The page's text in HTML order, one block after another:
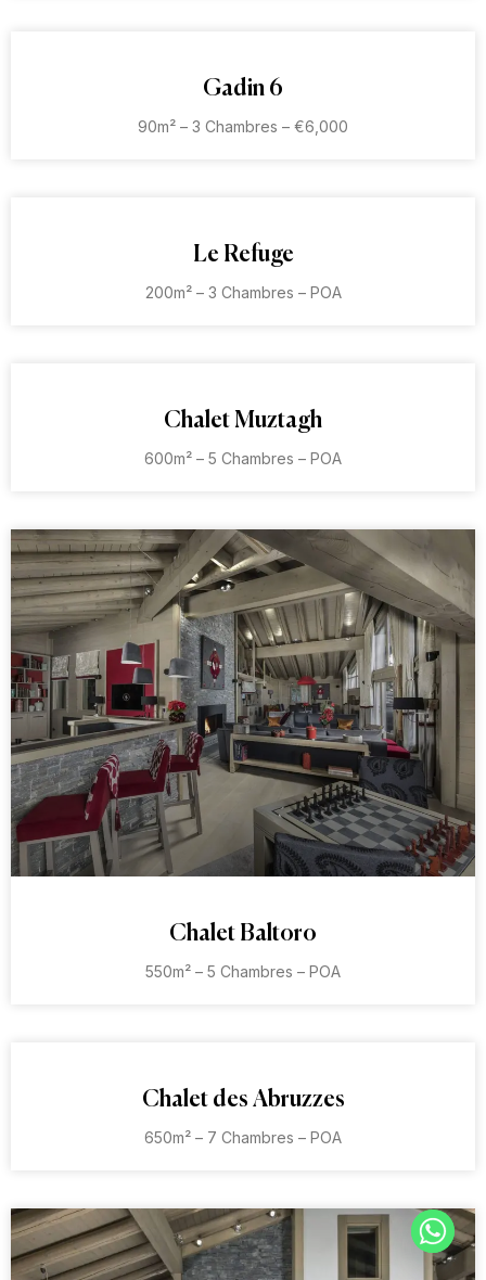
Gadin 6
90m² – 3 Chambres – €6,000
Le Refuge
200m² – 3 Chambres – POA
Chalet Muztagh
600m² – 5 Chambres – POA
Chalet Baltoro
550m² – 5 Chambres – POA
Chalet des Abruzzes
650m² – 7 Chambres – POA